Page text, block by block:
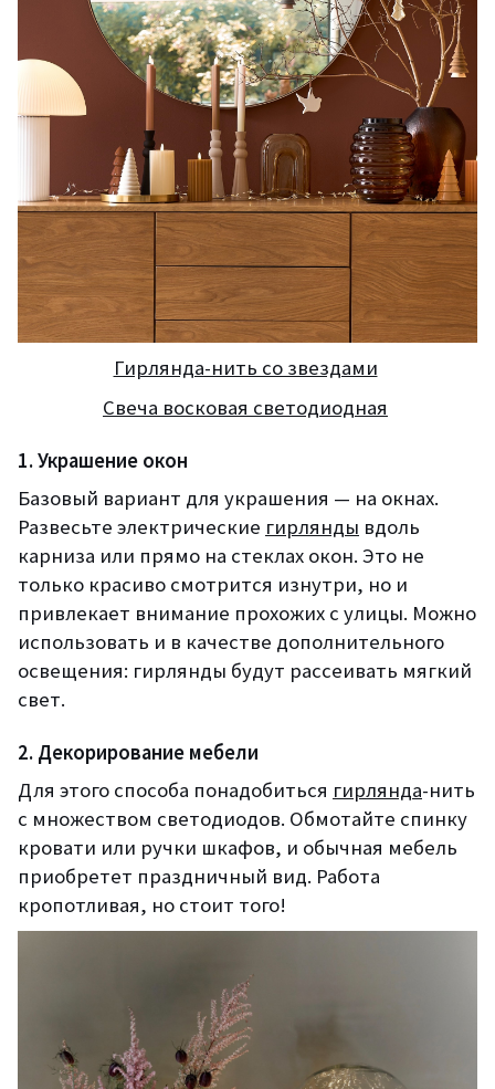
Гирлянда-нить со звездами
Свеча восковая светодиодная
1. Украшение окон
Базовый вариант для украшения — на окнах.
Развесьте электрические гирлянды вдоль
карниза или прямо на стеклах окон. Это не
только красиво смотрится изнутри, но и
привлекает внимание прохожих с улицы. Можно
использовать и в качестве дополнительного
освещения: гирлянды будут рассеивать мягкий
свет.
2. Декорирование мебели
Для этого способа понадобиться гирлянда-нить
с множеством светодиодов. Обмотайте спинку
кровати или ручки шкафов, и обычная мебель
приобретет праздничный вид. Работа
кропотливая, но стоит того!